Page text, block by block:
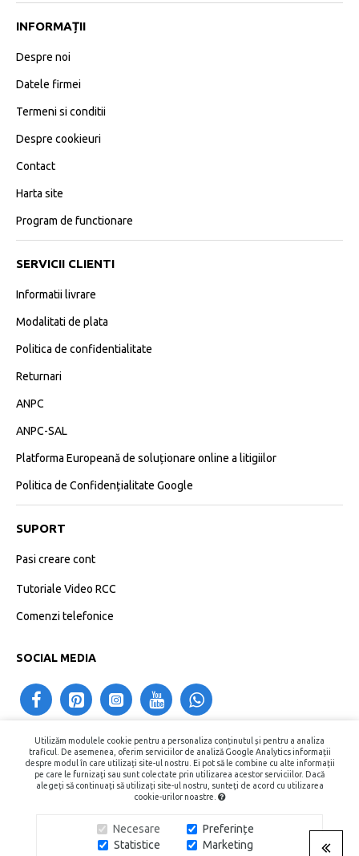
Utilizăm modulele cookie pentru a personaliza conținutul și pentru a analiza
traficul. De asemenea, oferim serviciilor de analiză Google Analytics informații
despre modul în care utilizați site-ul nostru. Ei pot să le combine cu alte informații
pe care le furnizați sau sunt colectate prin utilizarea acestor serviciilor. Dacă
alegeți să continuați să utilizați site-ul nostru, sunteți de acord cu utilizarea
cookie-urilor noastre.
Necesare
Preferințe
Statistice
Marketing
INFORMAȚII
Despre noi
Datele firmei
Termeni si conditii
Despre cookieuri
Contact
Harta site
Program de functionare
SERVICII CLIENTI
Informatii livrare
Modalitati de plata
Politica de confidentialitate
Returnari
ANPC
ANPC-SAL
Platforma Europeană de soluționare online a litigiilor
Politica de Confidențialitate Google
SUPORT
Pasi creare cont
Tutoriale Video RCC
Comenzi telefonice
SOCIAL MEDIA
contact@recipientecosmetice.ro
+40730575557
Copyright © 2015 - 2026, Recipiente Cosmetice. Toate Drepturile